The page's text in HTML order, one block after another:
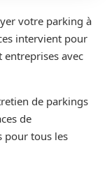
votre parking à
intervient pour
entreprises avec
de parkings
de
pour tous les